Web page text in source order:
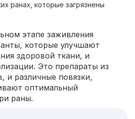
ранах, которые загрязнены
этапе заживления
которые улучшают
здоровой ткани, и
Это препараты из
и различные повязки,
оптимальный
раны.